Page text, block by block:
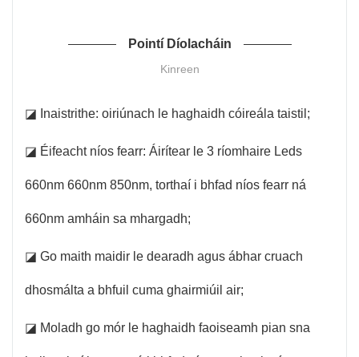
Pointí Díolacháin
Kinreen
◪ Inaistrithe: oiriúnach le haghaidh cóireála taistil;
◪ Éifeacht níos fearr: Áirítear le 3 ríomhaire Leds
660nm 660nm 850nm, torthaí i bhfad níos fearr ná
660nm amháin sa mhargadh;
◪ Go maith maidir le dearadh agus ábhar cruach
dhosmálta a bhfuil cuma ghairmiúil air;
◪ Moladh go mór le haghaidh faoiseamh pian sna